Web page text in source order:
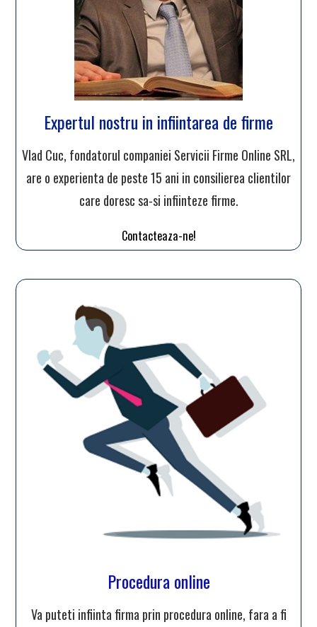
Expertul nostru in infiintarea de firme
Vlad Cuc, fondatorul companiei Servicii Firme Online SRL,
are o experienta de peste 15 ani in consilierea clientilor
care doresc sa-si infiinteze firme.
Contacteaza-ne!
Procedura online
Va puteti infiinta firma prin procedura online, fara a fi